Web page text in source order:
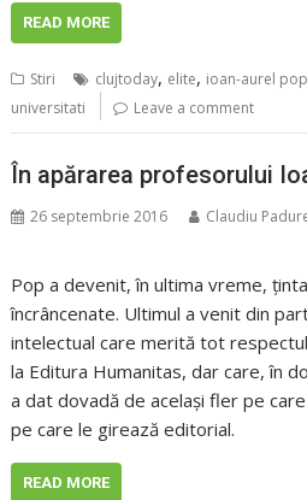
READ MORE
Stiri clujtoday, elite, ioan-aurel pop
universitati Leave a comment
În apărarea profesorului
26 septembrie 2016 Claudiu
Pop a devenit, în ultima vreme,
încrâncenate. Ultimul a venit din
intelectual care merită tot
la Editura Humanitas, dar care, în
a dat dovadă de acelaşi fler pe
pe care le girează editorial.
READ MORE